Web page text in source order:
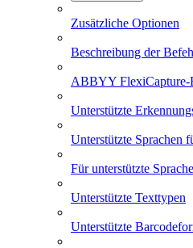
Zusätzliche Optionen
Beschreibung der
ABBYY FlexiCapture-
Unterstützte
Unterstützte Sprachen
Für unterstützte
Unterstützte Texttypen
Unterstützte